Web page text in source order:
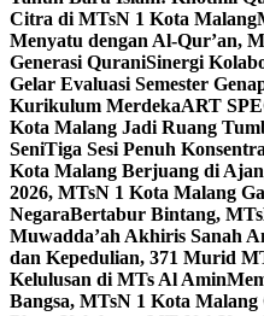
Citra di MTsN 1 Kota Malang
Menyatu dengan Al-Qur’an,
Generasi QuraniSinergi
Gelar Evaluasi Semester
Kurikulum MerdekaART
Kota Malang Jadi Ruang
SeniTiga Sesi Penuh
Kota Malang Berjuang di
2026, MTsN 1 Kota Malang
NegaraBertabur Bintang,
Muwadda’ah Akhiris Sanah
dan Kepedulian, 371 Murid
Kelulusan di MTs Al Amin
Bangsa, MTsN 1 Kota